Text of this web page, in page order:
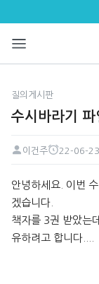
수시바라
질의게시판
수시바라기 파
페이지 정보
이건주
22-06-
본문
안녕하세요. 이번
겠습니다.
책자를 3권 받았는
유하려고 합니다....